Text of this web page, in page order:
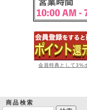
会員特典として3%
商品検索